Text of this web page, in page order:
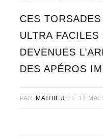
CES
ULTRA FACILES
DEVENUES
DES APÉROS
PAR MATHIEU LE 18 MAI